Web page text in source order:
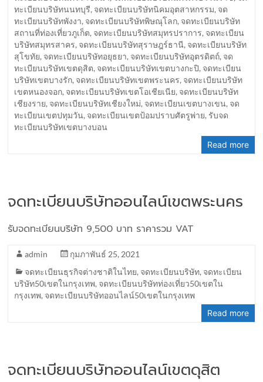
ทะเบียนบริษัทนนทบุรี, จดทะเบียนบริษัทนิคมอุตสาหกรรม, จด
ทะเบียนบริษัทพังงา, จดทะเบียนบริษัทพิษณุโลก, จดทะเบียนบริษัท
สถานที่ท่องเที่ยวภูเก็ต, จดทะเบียนบริษัทสมุทรปราการ, จดทะเบียน
บริษัทสมุทรสาคร, จดทะเบียนบริษัทสุราษฎร์ธานี, จดทะเบียนบริษัท
สุโขทัย, จดทะเบียนบริษัทอยุธยา, จดทะเบียนบริษัทอุตรดิตถ์, จด
ทะเบียนบริษัทเขตดุสิต, จดทะเบียนบริษัทเขตบางกะปิ, จดทะเบียน
บริษัทเขตบางรัก, จดทะเบียนบริษัทเขตพระนคร, จดทะเบียนบริษัท
เขตหนองจอก, จดทะเบียนบริษัทเขตโอเชียเนีย, จดทะเบียนบริษัท
เชียงราย, จดทะเบียนบริษัทเชียงใหม่, จดทะเบียนเขตบางเขน, จด
ทะเบียนเขตปทุมวัน, จดทะเบียนเขตป้อมปราบศัตรูพ่าย, รับจด
ทะเบียนบริษัทเขตบางบอน
Read more
จดทะเบียนบริษัทออนไลน์เขตพระนคร
รับจดทะเบียนบริษัท 9,500 บาท ราคารวม VAT
admin
กุมภาพันธ์ 25, 2021
จดทะเบียนธุรกิจต่างชาติในไทย, จดทะเบียนบริษัท, จดทะเบียน
บริษัท50เขตในกรุงเทพ, จดทะเบียนบริษัทท่องเที่ยว50เขตใน
กรุงเทพ, จดทะเบียนบริษัทออนไลน์50เขตในกรุงเทพ
Read more
จดทะเบียนบริษัทออนไลน์เขตดุสิต